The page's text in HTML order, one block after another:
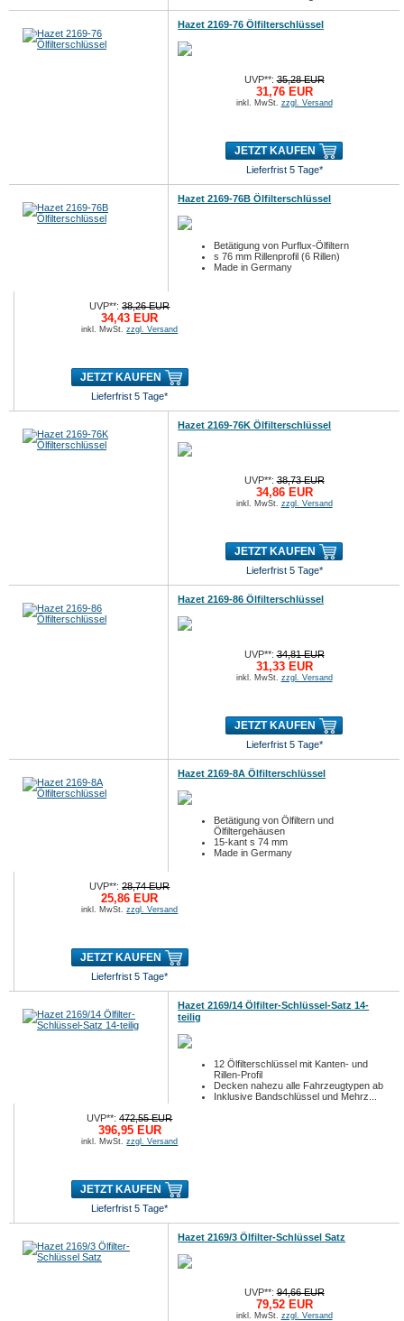
Hazet 2169-76 Ölfilterschlüssel
UVP**:35,28 EUR
31,76 EUR
inkl. MwSt. zzgl. Versand
JETZT KAUFEN
Lieferfrist 5 Tage*
Hazet 2169-76B Ölfilterschlüssel
Betätigung von Purflux-Ölfiltern
s 76 mm Rillenprofil (6 Rillen)
Made in Germany
UVP**:38,26 EUR
34,43 EUR
inkl. MwSt.zzgl. Versand
JETZT KAUFEN
Lieferfrist 5 Tage*
Hazet 2169-76K Ölfilterschlüssel
UVP**:38,73 EUR
34,86 EUR
inkl. MwSt. zzgl. Versand
JETZT KAUFEN
Lieferfrist 5 Tage*
Hazet 2169-86 Ölfilterschlüssel
UVP**:34,81 EUR
31,33 EUR
inkl. MwSt. zzgl. Versand
JETZT KAUFEN
Lieferfrist 5 Tage*
Hazet 2169-8A Ölfilterschlüssel
Betätigung von Ölfiltern und
Ölfiltergehäusen
15-kant s 74 mm
Made in Germany
UVP**:28,74 EUR
25,86 EUR
inkl. MwSt.zzgl. Versand
JETZT KAUFEN
Lieferfrist 5 Tage*
Hazet 2169/14 Ölfilter-Schlüssel-Satz 14-
teilig
12 Ölfilterschlüssel mit Kanten- und
Rillen-Profil
Decken nahezu alle Fahrzeugtypen ab
Inklusive Bandschlüssel und Mehrz...
UVP**:472,55 EUR
396,95 EUR
inkl. MwSt.zzgl. Versand
JETZT KAUFEN
Lieferfrist 5 Tage*
Hazet 2169/3 Ölfilter-Schlüssel Satz
UVP**:94,66 EUR
79,52 EUR
inkl. MwSt. zzgl. Versand